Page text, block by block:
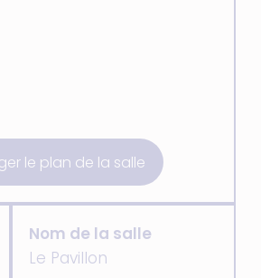
le plan de la salle
Nom de la salle
Le Pavillon